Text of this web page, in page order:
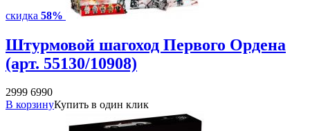
скидка 58%
Штурмовой шагоход Первого Ордена
(арт. 55130/10908)
2999 6990
В корзинуКупить в один клик